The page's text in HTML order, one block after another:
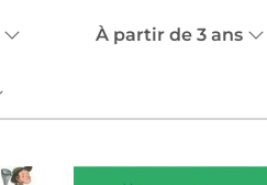
À partir de 3 ans